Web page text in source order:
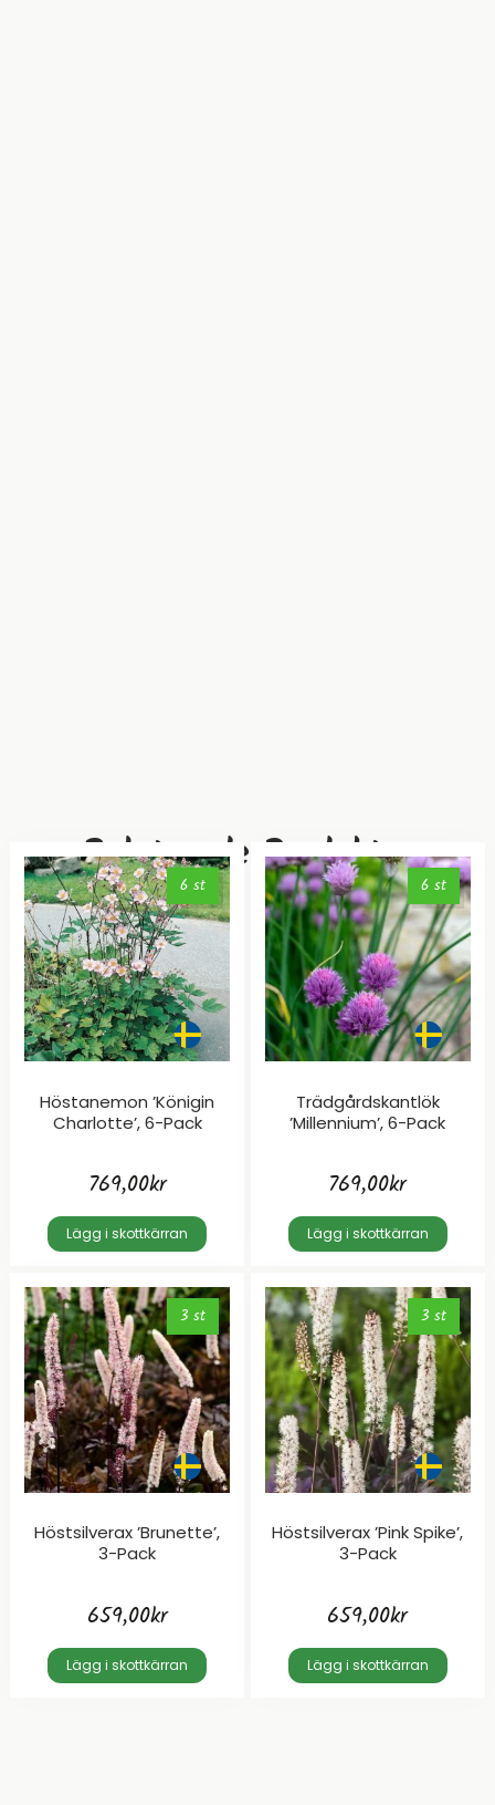
Relaterade Produkter
6 st
Höstanemon ’Königin
Charlotte’, 6-Pack
769,00kr
Lägg i skottkärran
6 st
Trädgårdskantlök
’Millennium’, 6-Pack
769,00kr
Lägg i skottkärran
3 st
Höstsilverax ’Brunette’,
3-Pack
659,00kr
Lägg i skottkärran
3 st
Höstsilverax ’Pink Spike’,
3-Pack
659,00kr
Lägg i skottkärran